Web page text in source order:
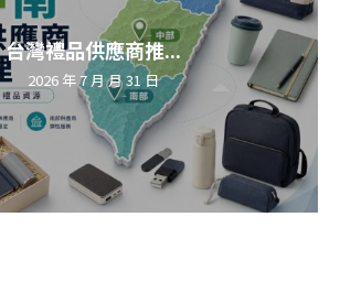
台灣禮品供應商推...
2026 年 7 月 月 31 日